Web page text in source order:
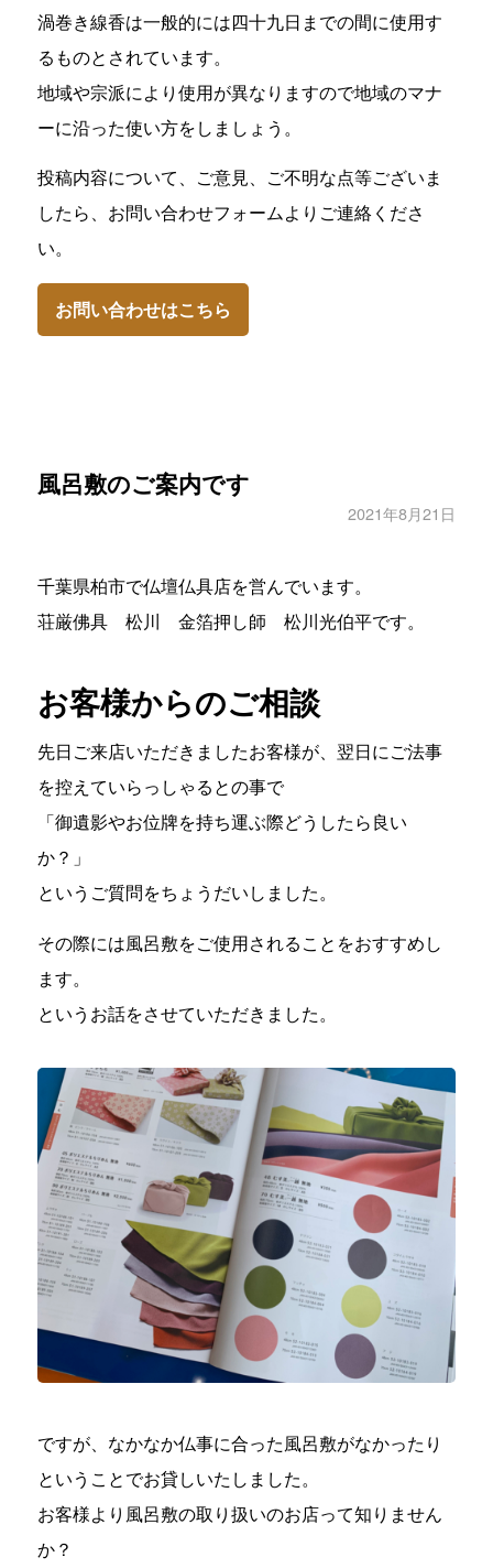
渦巻き線香は一般的には四十九日までの間に使用す
るものとされています。
地域や宗派により使用が異なりますので地域のマナ
ーに沿った使い方をしましょう。
投稿内容について、ご意見、ご不明な点等ございま
したら、お問い合わせフォームよりご連絡くださ
い。
お問い合わせはこちら
風呂敷のご案内です
2021年8月21日
千葉県柏市で仏壇仏具店を営んでいます。
荘厳佛具 松川 金箔押し師 松川光伯平です。
お客様からのご相談
先日ご来店いただきましたお客様が、翌日にご法事
を控えていらっしゃるとの事で
「御遺影やお位牌を持ち運ぶ際どうしたら良い
か？」
というご質問をちょうだいしました。
その際には風呂敷をご使用されることをおすすめし
ます。
というお話をさせていただきました。
ですが、なかなか仏事に合った風呂敷がなかったり
ということでお貸しいたしました。
お客様より風呂敷の取り扱いのお店って知りません
か？